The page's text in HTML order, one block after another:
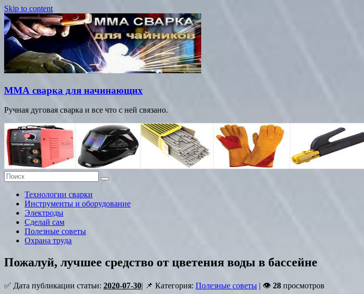
Skip to content
ММА сварка для начинающих
Ручная дуговая сварка и все что с ней связано.
Технологии сварки
Инструменты и оборудование
Электроды
Сделай сам
Полезные советы
Охрана труда
Пожалуй, лучшее средство от цветения воды в бассейне
✅ Дата публикации статьи: 2020-07-30| 📌 Категория: Полезные советы | 👁 28 просмотров